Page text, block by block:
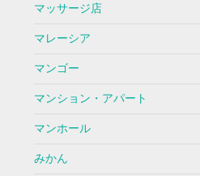
マッサージ店
マレーシア
マンゴー
マンション・アパート
マンホール
みかん